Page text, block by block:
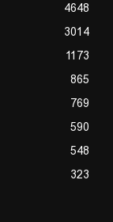
4648
3014
1173
865
769
590
548
323